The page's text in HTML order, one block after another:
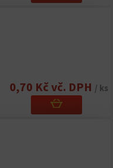
0,70 Kč vč. DPH / ks